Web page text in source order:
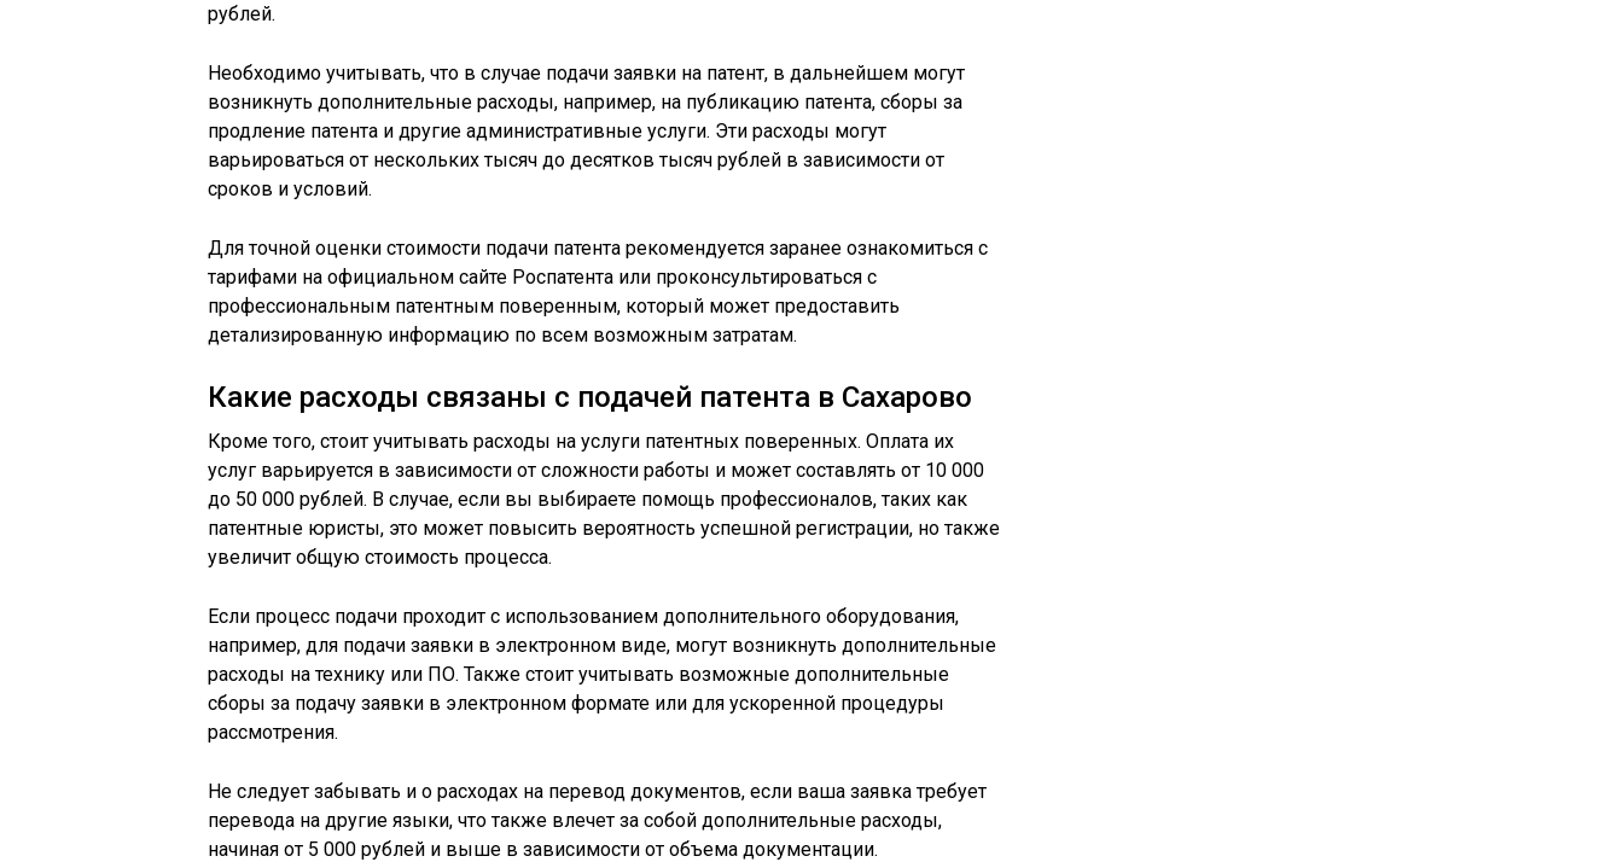
рублей.
Необходимо учитывать, что в случае подачи заявки на патент, в дальнейшем могут
возникнуть дополнительные расходы, например, на публикацию патента, сборы за
продление патента и другие административные услуги. Эти расходы могут
варьироваться от нескольких тысяч до десятков тысяч рублей в зависимости от
сроков и условий.
Для точной оценки стоимости подачи патента рекомендуется заранее ознакомиться с
тарифами на официальном сайте Роспатента или проконсультироваться с
профессиональным патентным поверенным, который может предоставить
детализированную информацию по всем возможным затратам.
Какие расходы связаны с подачей патента в Сахарово
Кроме того, стоит учитывать расходы на услуги патентных поверенных. Оплата их
услуг варьируется в зависимости от сложности работы и может составлять от 10 000
до 50 000 рублей. В случае, если вы выбираете помощь профессионалов, таких как
патентные юристы, это может повысить вероятность успешной регистрации, но также
увеличит общую стоимость процесса.
Если процесс подачи проходит с использованием дополнительного оборудования,
например, для подачи заявки в электронном виде, могут возникнуть дополнительные
расходы на технику или ПО. Также стоит учитывать возможные дополнительные
сборы за подачу заявки в электронном формате или для ускоренной процедуры
рассмотрения.
Не следует забывать и о расходах на перевод документов, если ваша заявка требует
перевода на другие языки, что также влечет за собой дополнительные расходы,
начиная от 5 000 рублей и выше в зависимости от объема документации.